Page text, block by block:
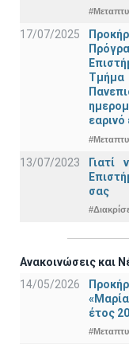
17/07/2025
13/07/2023
σας
Ανακοινώσεις και
14/05/2026
έτος